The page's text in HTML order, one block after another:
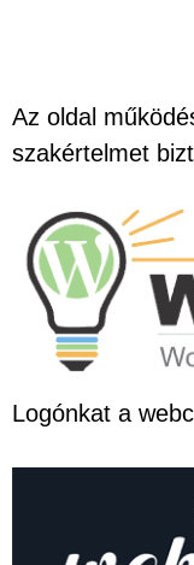
Az oldal
szakértelmet
Logónkat a